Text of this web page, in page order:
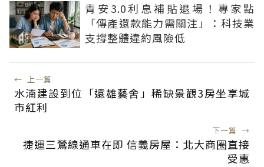
青安3.0利息補貼退場！專家點
「傳產還款能力需關注」：科技業
支撐整體違約風險低
← 上一篇
水湳建設到位「遠雄藝舍」稀缺景觀3房坐享城
市紅利
下一篇 →
捷運三鶯線通車在即 信義房屋：北大商圈直接
受惠